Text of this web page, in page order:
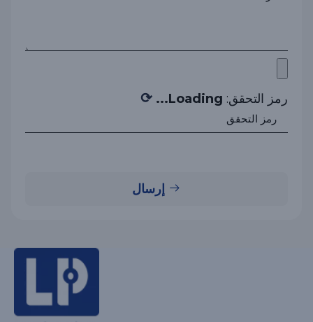
رمز التحقق: Loading...
⟳
إرسال